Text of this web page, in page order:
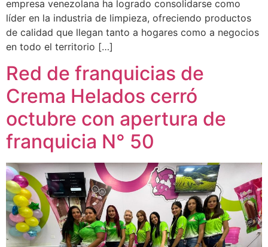
empresa venezolana ha logrado consolidarse como
líder en la industria de limpieza, ofreciendo productos
de calidad que llegan tanto a hogares como a negocios
en todo el territorio […]
Red de franquicias de
Crema Helados cerró
octubre con apertura de
franquicia N° 50